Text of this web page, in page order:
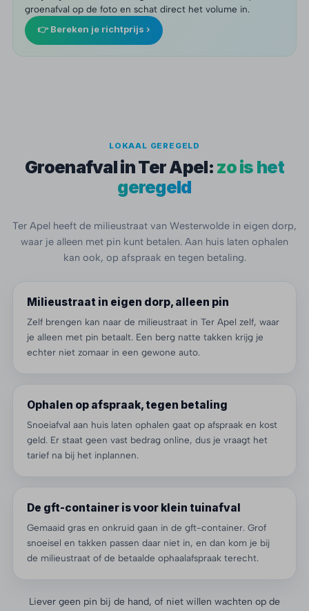
groenafval op de foto en schat direct het volume in.
👉 Bereken je richtprijs ›
LOKAAL GEREGELD
Groenafval in Ter Apel: zo is het
geregeld
Ter Apel heeft de milieustraat van Westerwolde in eigen dorp,
waar je alleen met pin kunt betalen. Aan huis laten ophalen
kan ook, op afspraak en tegen betaling.
Milieustraat in eigen dorp, alleen pin
Zelf brengen kan naar de milieustraat in Ter Apel zelf, waar
je alleen met pin betaalt. Een berg natte takken krijg je
echter niet zomaar in een gewone auto.
Ophalen op afspraak, tegen betaling
Snoeiafval aan huis laten ophalen gaat op afspraak en kost
geld. Er staat geen vast bedrag online, dus je vraagt het
tarief na bij het inplannen.
De gft-container is voor klein tuinafval
Gemaaid gras en onkruid gaan in de gft-container. Grof
snoeisel en takken passen daar niet in, en dan kom je bij
de milieustraat of de betaalde ophaalafspraak terecht.
Liever geen pin bij de hand, of niet willen wachten op de